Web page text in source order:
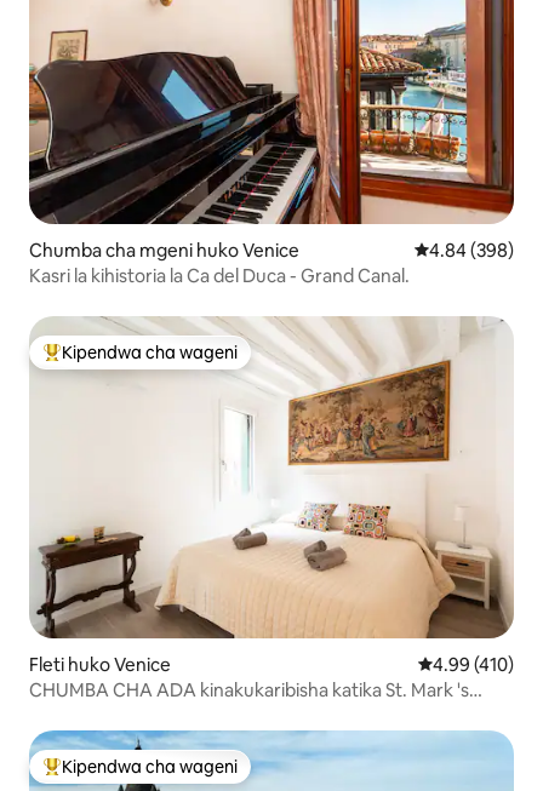
Chumba cha mgeni huko Venice Ukadiriaji wa
4.84 (398)
Kasri la kihistoria la Ca del Duca - Grand Canal.
Kipendwa maarufu cha wageni
Kipendwa cha wageni
Fleti huko Venice Ukadiriaji wa
4.99 (410)
CHUMBA CHA ADA kinakukaribisha katika St. Mark 's
Kipendwa maarufu cha wageni
Kipendwa cha wageni